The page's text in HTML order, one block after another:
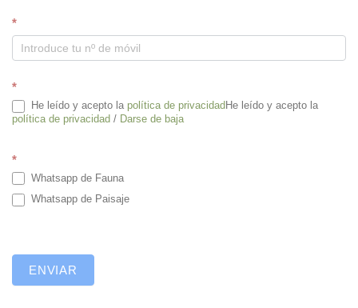
W
h
a
a
*
*
He leído y acepto la política de privacidad He leído y acepto la
política de privacidad / Darse de baja
*
Whatsapp de Fauna
Whatsapp de Paisaje
ENVIAR